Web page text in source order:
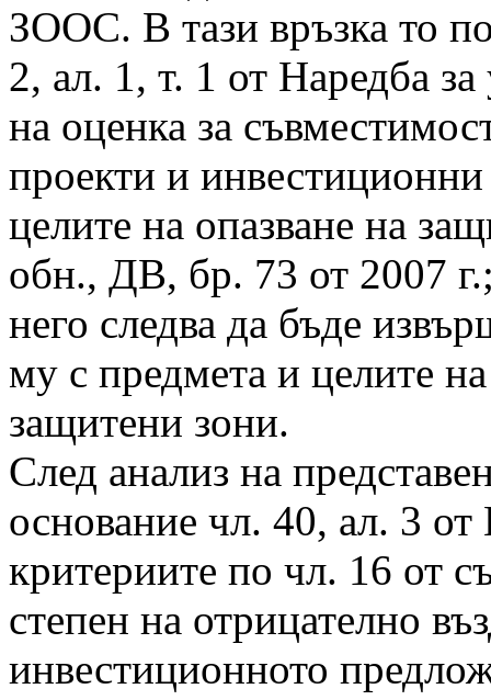
ЗООС. В тази връзка то
2, ал. 1, т. 1 от Наредба
на оценка за
проекти и
целите на опазване на
обн., ДВ, бр. 73 от 2007
него следва да бъде
му с предмета и целите
защитени зони.
След анализ на
основание чл. 40, ал. 3
критериите по чл. 16 от
степен на отрицателно
инвестиционното